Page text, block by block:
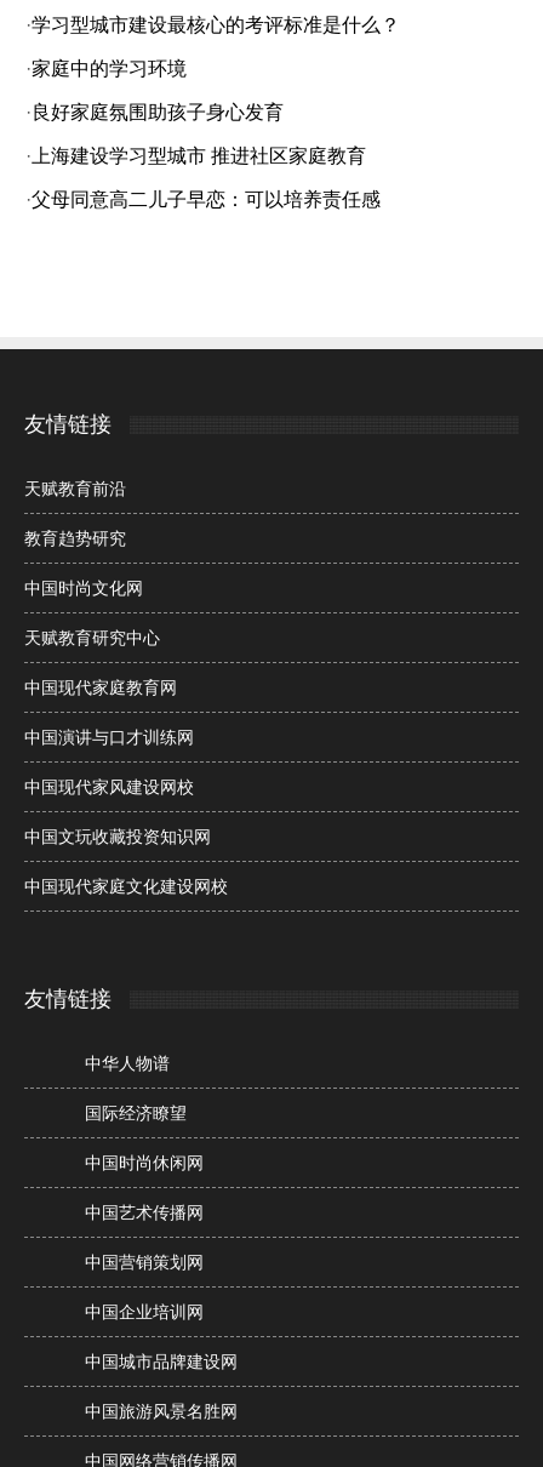
·学习型城市建设最核心的考评标准是什么？
·家庭中的学习环境
·良好家庭氛围助孩子身心发育
· 上海建设学习型城市 推进社区家庭教育
·父母同意高二儿子早恋：可以培养责任感
友情链接
天赋教育前沿
教育趋势研究
中国时尚文化网
天赋教育研究中心
中国现代家庭教育网
中国演讲与口才训练网
中国现代家风建设网校
中国文玩收藏投资知识网
中国现代家庭文化建设网校
友情链接
中华人物谱
国际经济瞭望
中国时尚休闲网
中国艺术传播网
中国营销策划网
中国企业培训网
中国城市品牌建设网
中国旅游风景名胜网
中国网络营销传播网